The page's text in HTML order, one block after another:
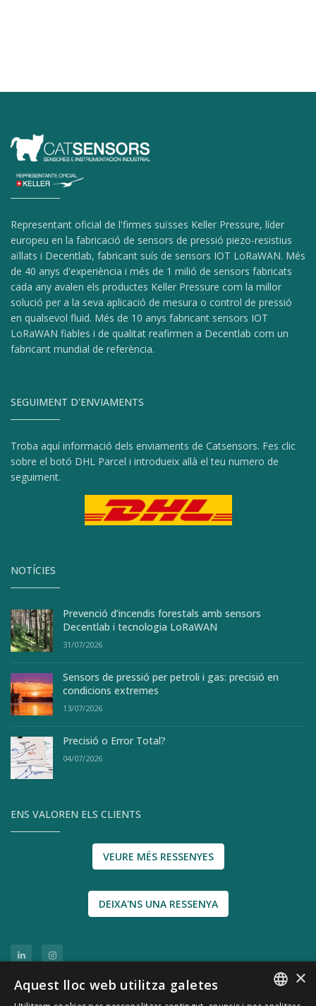
Representant oficial de l'firmes suïsses Keller Pressure, líder
europeu en la fabricació de sensors de pressió piezo-resistius
aïllats i Decentlab, fabricant suís de sensors IOT LoRaWAN. Més
de 40 anys d'experiència i més de 1 milió de sensors fabricats
cada any avalen els productes Keller Pressure com la millor
solució per a la seva aplicació de mesura o control de pressió
en qualsevol fluid. Més de 10 anys fabricant sensors IOT
LoRaWAN fiables i de qualitat reafirmen a Decentlab com un
fabricant mundial de referència.
SEGUIMENT D'ENVIAMENTS
Troba aquí informació dels enviaments de Catsensors. Fes clic
sobre el botó DHL Parcel i introdueix allà el teu numero de
seguiment.
NOTÍCIES
Prevenció d’incendis forestals amb sensors
Decentlab i tecnologia LoRaWAN
31/07/2026
Sensors de pressió per petroli i gas: precisió en
condicions extremes
13/07/2026
Precisió o Error Total?
04/07/2026
ENS VALOREN ELS CLIENTS
VEURE MÉS RESSENYES
DEIXA'NS UNA RESSENYA
×
Aquest lloc web utilitza galetes